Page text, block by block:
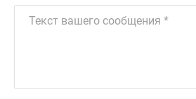
Аналитика
рынка
Эксперты